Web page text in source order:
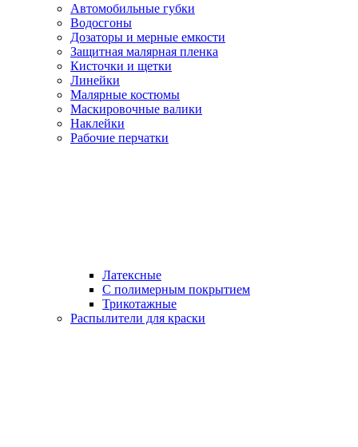
Автомобильные губки
Водосгоны
Дозаторы и мерные емкости
Защитная малярная пленка
Кисточки и щетки
Линейки
Малярные костюмы
Маскировочные валики
Наклейки
Рабочие перчатки
Латексные
С полимерным покрытием
Трикотажные
Распылители для краски